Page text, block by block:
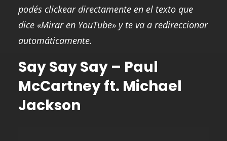
podés clickear directamente en el texto que
dice «Mirar en YouTube» y te va a redireccionar
automáticamente.
Say Say Say – Paul
McCartney ft. Michael
Jackson